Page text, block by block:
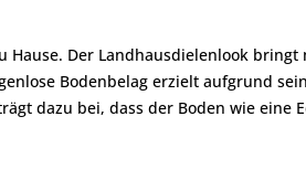
Der Landhausdielenlook
Bodenbelag erzielt aufgrund
dazu bei, dass der Boden wie eine